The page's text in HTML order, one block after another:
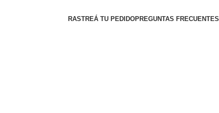
RASTREÁ TU PEDIDOPREGUNTAS FRECUENTES